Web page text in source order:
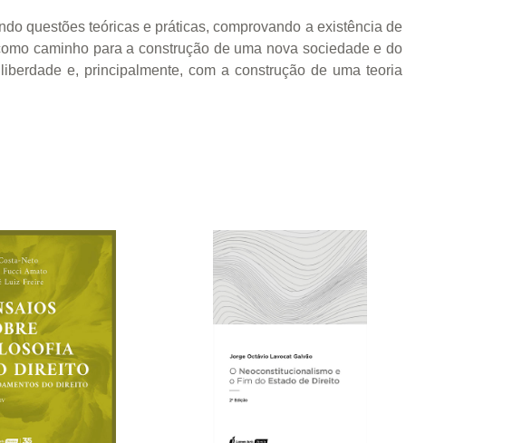
questões teóricas e práticas, comprovando a existência de
caminho para a construção de uma nova sociedade e do
e, principalmente, com a construção de uma teoria